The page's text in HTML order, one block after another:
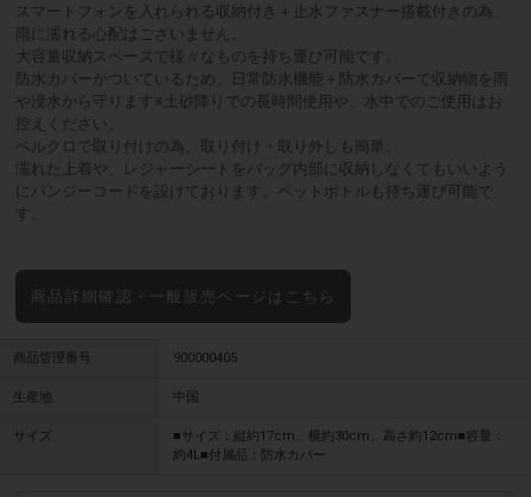
スマートフォンを入れられる収納付き＋止水ファスナー搭載付きの為、
雨に濡れる心配はございません。
大容量収納スペースで様々なものを持ち運び可能です。
防水カバーがついているため、日常防水機能＋防水カバーで収納物を雨
や浸水から守ります※土砂降りでの長時間使用や、水中でのご使用はお
控えください。
ベルクロで取り付けの為、取り付け・取り外しも簡単。
濡れた上着や、レジャーシートをバッグ内部に収納しなくてもいいよう
にバンジーコードを設けております。ペットボトルも持ち運び可能で
す。
商品詳細確認・一般販売ページはこちら
商品管理番号 900000405
生産地 中国
サイズ
■サイズ：縦約17cm、横約30cm、高さ約12cm■容量：
約4L■付属品：防水カバー